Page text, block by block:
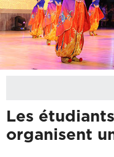
Les
organisent